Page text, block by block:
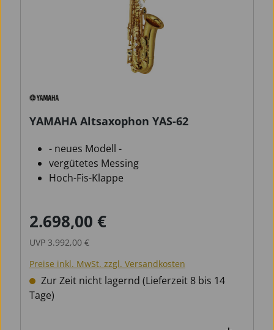
YAMAHA Altsaxophon YAS-62
- neues Modell -
vergütetes Messing
Hoch-Fis-Klappe
Verkaufspreis:
2.698,00 €
UVP 3.992,00 €
Preise inkl. MwSt. zzgl. Versandkosten
Zur Zeit nicht lagernd (Lieferzeit 8 bis 14
Tage)